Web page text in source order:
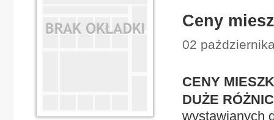
Ceny
02
CENY
DUŻE
wystawianych